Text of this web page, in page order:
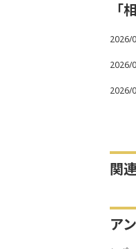
「
2026/
2026/
2026/
関
ア